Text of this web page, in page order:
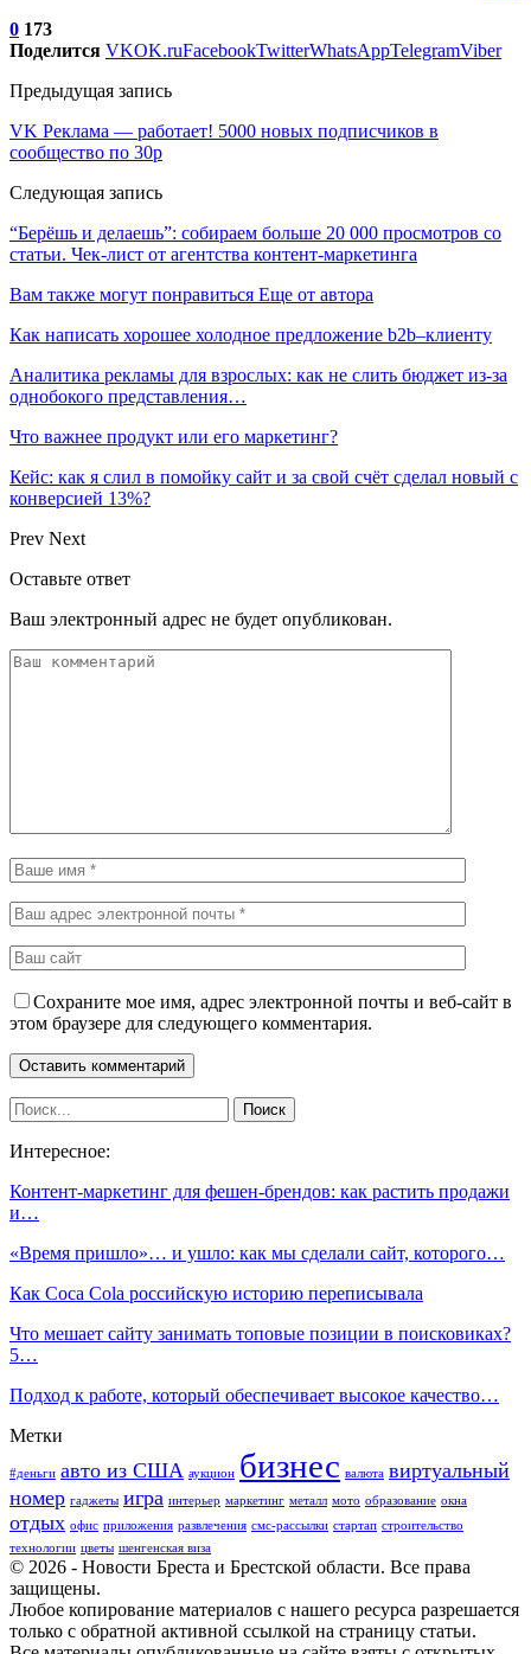
0 173
Поделится VKOK.ruFacebookTwitterWhatsAppTelegramViber
Предыдущая запись
VK Реклама — работает! 5000 новых подписчиков в
сообщество по 30р
Следующая запись
“Берёшь и делаешь”: собираем больше 20 000 просмотров со
статьи. Чек-лист от агентства контент-маркетинга
Вам также могут понравиться Еще от автора
Как написать хорошее холодное предложение b2b–клиенту
Аналитика рекламы для взрослых: как не слить бюджет из-за
однобокого представления…
Что важнее продукт или его маркетинг?
Кейс: как я слил в помойку сайт и за свой счёт сделал новый с
конверсией 13%?
Prev Next
Оставьте ответ
Ваш электронный адрес не будет опубликован.
Сохраните мое имя, адрес электронной почты и веб-сайт в
этом браузере для следующего комментария.
Интересное:
Контент-маркетинг для фешен-брендов: как растить продажи
и…
«‎Время пришло»… и ушло: как мы сделали сайт, которого…
Как Coca Cola российскую историю переписывала
Что мешает сайту занимать топовые позиции в поисковиках?
5…
Подход к работе, который обеспечивает высокое качество…
Метки
#деньги авто из США аукцион бизнес валюта виртуальный
номер гаджеты игра интерьер маркетинг металл мото образование окна
отдых офис приложения развлечения смс-рассылки стартап строительство
технологии цветы шенгенская виза
© 2026 - Новости Бреста и Брестской области. Все права
защищены.
Любое копирование материалов с нашего ресурса разрешается
только с обратной активной ссылкой на страницу статьи.